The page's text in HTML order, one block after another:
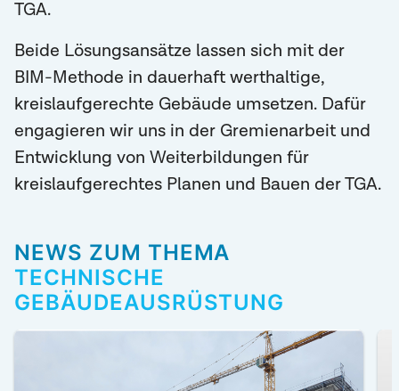
TGA.
Beide Lösungsansätze lassen sich mit der
BIM-Methode in dauerhaft werthaltige,
kreislaufgerechte Gebäude umsetzen. Dafür
engagieren wir uns in der Gremienarbeit und
Entwicklung von Weiterbildungen für
kreislaufgerechtes Planen und Bauen der TGA.
NEWS ZUM THEMA
TECHNISCHE
GEBÄUDEAUSRÜSTUNG